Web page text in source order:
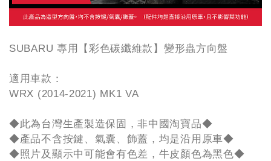
SUBARU 專用【彩色碳纖維款】變形蟲方向盤
適用車款：
WRX (2014-2021) MK1 VA
◆此為台灣生產製造保固，非中國淘寶品◆
◆產品不含按鍵、氣囊、飾蓋，均是沿用原車◆
◆照片及顯示中可能會有色差，牛皮顏色為黑色◆